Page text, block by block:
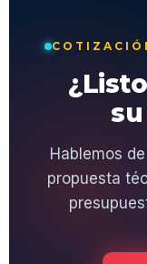
su
Hablemos
propuesta